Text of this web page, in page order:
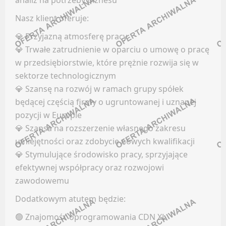
MEDIA
Oferty pracy
Kanały social media
Newsletter
NAUKA / EDUKACJA / SZKOLNICTWO
Oferty pracy
Kanały social media
Newsletter
Oferty pracy
HR (HUMAN RESOURCES)
Facebook
LinkedIn
Discord
Kanały kategorii
Kanały ogólne
Newsletter
INŻYNIERIA / ELEKTRONIKA / TECHNOLOGIA
Facebook
LinkedIn
Kanały kategorii
Kanały ogólne
Nasz klient oferuje:
💎 Przyjazną atmosferę pracy
💎 Trwałe zatrudnienie w oparciu o umowę o pracę
w przedsiębiorstwie, które prężnie rozwija się w
sektorze technologicznym
💎 Szansę na rozwój w ramach grupy spółek
będącej częścią firmy o ugruntowanej i uznanej
pozycji w Europie
💎 Szansa na rozszerzenie własnego zakresu
umiejętności oraz zdobycie nowych kwalifikacji
💎 Stymulujące środowisko pracy, sprzyjające
efektywnej współpracy oraz rozwojowi
zawodowemu
Dodatkowym atutem będzie:
🟢 Znajomość oprogramowania CDN XL